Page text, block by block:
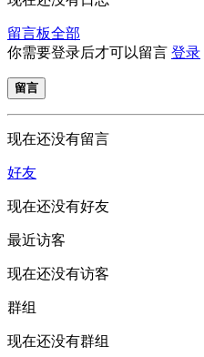
留言板全部
你需要登录后才可以留言 登录
留言
现在还没有留言
好友
现在还没有好友
最近访客
现在还没有访客
群组
现在还没有群组